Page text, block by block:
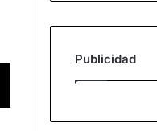
Publicidad